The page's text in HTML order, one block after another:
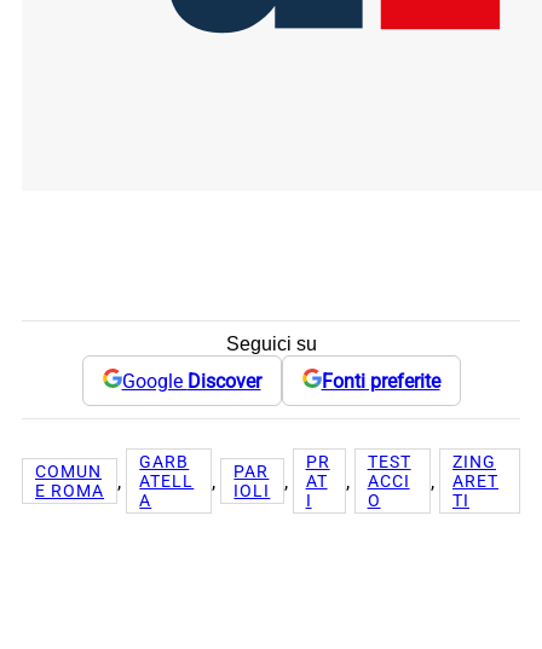
Seguici su
Google Discover Fonti preferite
COMUN
E ROMA
,
GARB
ATELL
A
,
PAR
IOLI
,
PR
AT
I
,
TEST
ACCI
O
,
ZING
ARET
TI